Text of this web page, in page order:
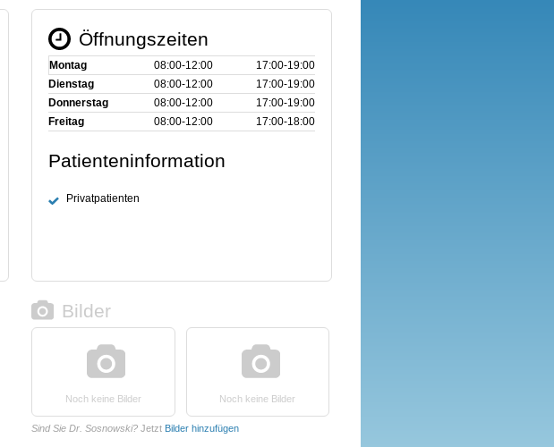
Öffnungszeiten
Montag 08:00‑12:00
17:00‑19:00
Dienstag
08:00‑12:00
17:00‑19:00
Donnerstag
08:00‑12:00
17:00‑19:00
Freitag
08:00‑12:00 17:00‑18:00
Patienteninformation
Privatpatienten
Bilder
Noch keine Bilder Noch keine Bilder
Sind Sie Dr. Sosnowski? Jetzt Bilder hinzufügen